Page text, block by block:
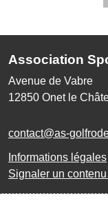
Association
Avenue de Vabre
12850 Onet le
contact@as-
Informations légales
Signaler un